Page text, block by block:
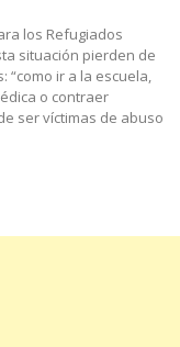
los Refugiados
situación pierden de
ir a la escuela,
o contraer
ser víctimas de abuso